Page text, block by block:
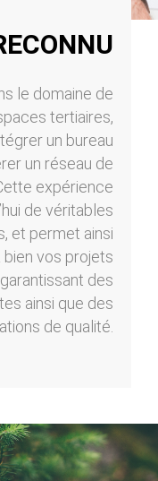
le domaine de
tertiaires,
un bureau
un réseau de
expérience
de véritables
et permet ainsi
bien vos projets
des
ainsi que des
de qualité.